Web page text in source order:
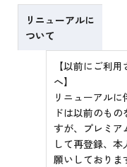
リニューアルに
ついて
【以前にご利
へ】
リニューアル
ドは以前のも
すが、プレミア
して再登録、
願いしておりま